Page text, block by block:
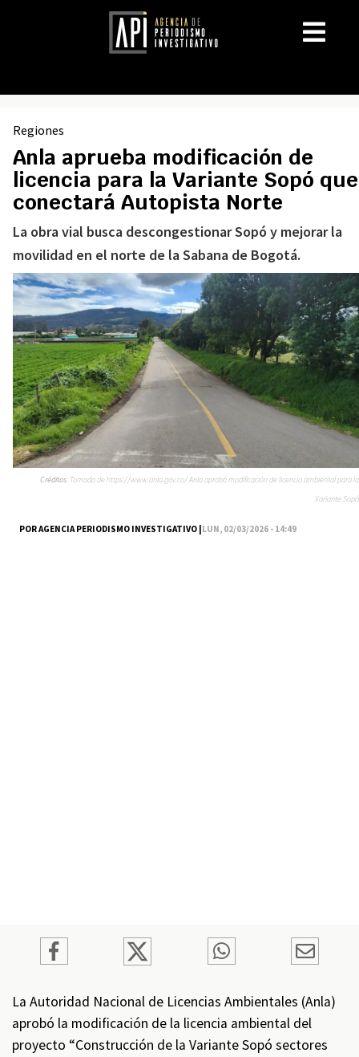
Regiones
Anla aprueba modificación de
licencia para la Variante Sopó que
conectará Autopista Norte
La obra vial busca descongestionar Sopó y mejorar la
movilidad en el norte de la Sabana de Bogotá.
POR AGENCIA PERIODISMO INVESTIGATIVO |LUN, 02/03/2026 - 14:49
Créditos: Tomada de https://www.anla.gov.co/ Anla aprobó modificación de licencia ambiental para la
Variante Sopó
La Autoridad Nacional de Licencias Ambientales (Anla)
aprobó la modificación de la licencia ambiental del
proyecto “Construcción de la Variante Sopó sectores